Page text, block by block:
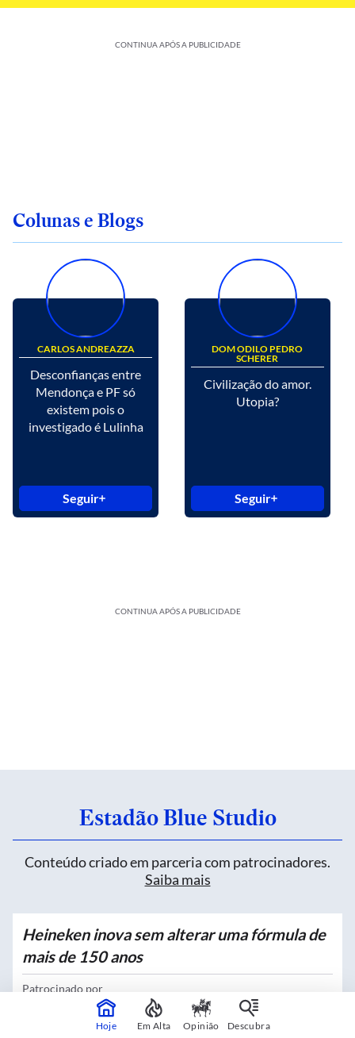
CONTINUA APÓS A PUBLICIDADE
Colunas e Blogs
CARLOS ANDREAZZA
Desconfianças entre
Mendonça e PF só
existem pois o
investigado é Lulinha
Seguir
DOM ODILO PEDRO
SCHERER
Civilização do amor.
Utopia?
Seguir
CONTINUA APÓS A PUBLICIDADE
Estadão Blue Studio
Conteúdo criado em parceria com patrocinadores.
Saiba mais
Heineken inova sem alterar uma fórmula de
mais de 150 anos
Patrocinado por
Hoje Em Alta Opinião Descubra